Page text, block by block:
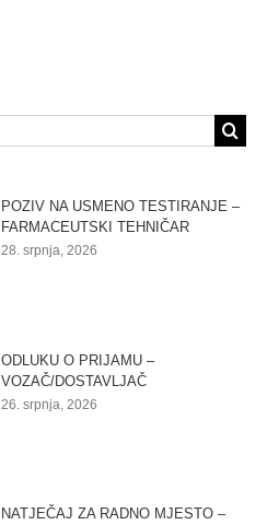
POZIV NA USMENO TESTIRANJE –
FARMACEUTSKI TEHNIČAR
28. srpnja, 2026
ODLUKU O PRIJAMU –
VOZAČ/DOSTAVLJAČ
26. srpnja, 2026
NATJEČAJ ZA RADNO MJESTO –